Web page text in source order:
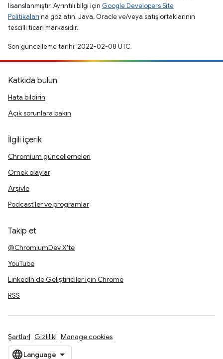
lisanslanmıştır. Ayrıntılı bilgi için Google Developers Site
Politikaları'na göz atın. Java, Oracle ve/veya satış ortaklarının
tescilli ticari markasıdır.
Son güncelleme tarihi: 2022-02-08 UTC.
Katkıda bulun
Hata bildirin
Açık sorunlara bakın
İlgili içerik
Chromium güncellemeleri
Örnek olaylar
Arşivle
Podcast'ler ve programlar
Takip et
@ChromiumDev X'te
YouTube
LinkedIn'de Geliştiriciler için Chrome
RSS
Şartlar Gizlilik Manage cookies